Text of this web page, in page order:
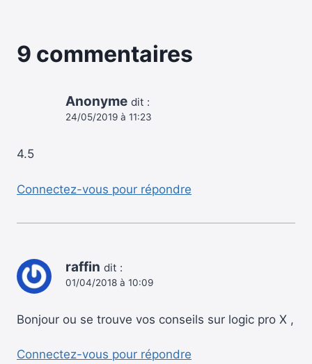
9 commentaires
Anonyme dit :
24/05/2019 à 11:23
4.5
Connectez-vous pour répondre
raffin dit :
01/04/2018 à 10:09
Bonjour ou se trouve vos conseils sur logic pro X ,
Connectez-vous pour répondre